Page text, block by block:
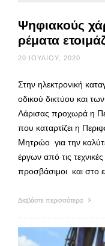
Ψηφιακούς
ρέματα
20 ΙΟΥΛΊΟΥ, 2020
Στην ηλεκτρονική
οδικού δικτύου και
Λάρισας προχωρά η
που καταρτίζει η
Μητρώο για την
έργων από τις
προσβάσιμοι και στο
Διαβάστε περισσότερα